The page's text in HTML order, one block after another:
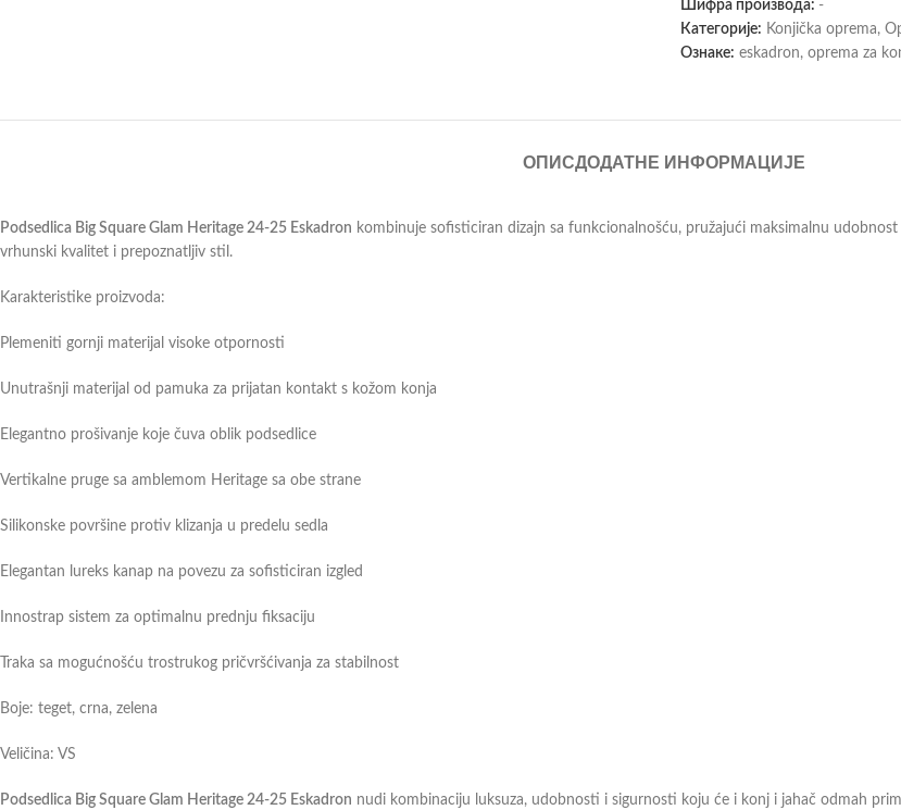
Шифра производа: -
Категорије: Konjička oprema,
Ознаке: eskadron, oprema za
ОПИСДОДАТНЕ ИНФОРМАЦИЈЕ
Podsedlica Big Square Glam Heritage 24-25 Eskadron kombinuje sofisticiran dizajn sa funkcionalnošću, pružajući maksimalnu
vrhunski kvalitet i prepoznatljiv stil.
Karakteristike proizvoda:
Plemeniti gornji materijal visoke otpornosti
Unutrašnji materijal od pamuka za prijatan kontakt s kožom konja
Elegantno prošivanje koje čuva oblik podsedlice
Vertikalne pruge sa amblemom Heritage sa obe strane
Silikonske površine protiv klizanja u predelu sedla
Elegantan lureks kanap na povezu za sofisticiran izgled
Innostrap sistem za optimalnu prednju fiksaciju
Traka sa mogućnošću trostrukog pričvršćivanja za stabilnost
Boje: teget, crna, zelena
Veličina: VS
Podsedlica Big Square Glam Heritage 24-25 Eskadron nudi kombinaciju luksuza, udobnosti i sigurnosti koju će i konj i jahač odmah